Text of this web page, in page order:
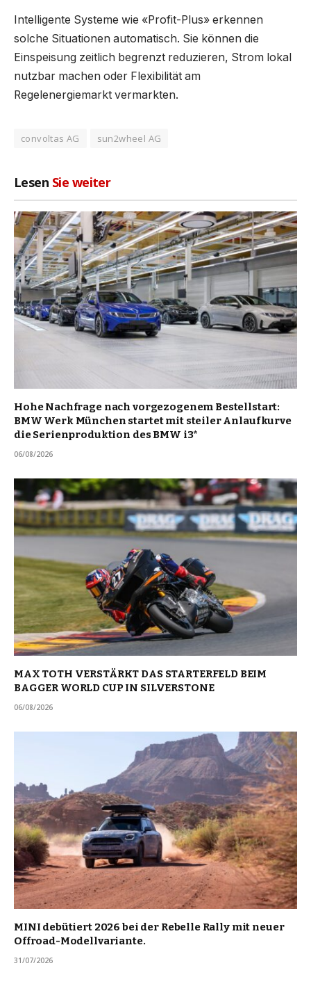
Intelligente Systeme wie «Profit-Plus» erkennen
solche Situationen automatisch. Sie können die
Einspeisung zeitlich begrenzt reduzieren, Strom lokal
nutzbar machen oder Flexibilität am
Regelenergiemarkt vermarkten.
convoltas AG sun2wheel AG
Lesen Sie weiter
Hohe Nachfrage nach vorgezogenem Bestellstart:
BMW Werk München startet mit steiler Anlaufkurve
die Serienproduktion des BMW i3*
06/08/2026
MAX TOTH VERSTÄRKT DAS STARTERFELD BEIM
BAGGER WORLD CUP IN SILVERSTONE
06/08/2026
MINI debütiert 2026 bei der Rebelle Rally mit neuer
Offroad-Modellvariante.
31/07/2026